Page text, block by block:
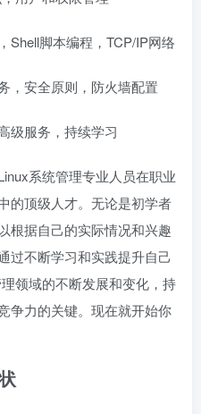
Shell脚本编程，TCP/IP网络
，安全原则，防火墙配置
级服务，持续学习
系统管理专业人员在职业
的顶级人才。无论是初学者
根据自己的实际情况和兴趣
过不断学习和实践提升自己
领域的不断发展和变化，持
争力的关键。现在就开始你